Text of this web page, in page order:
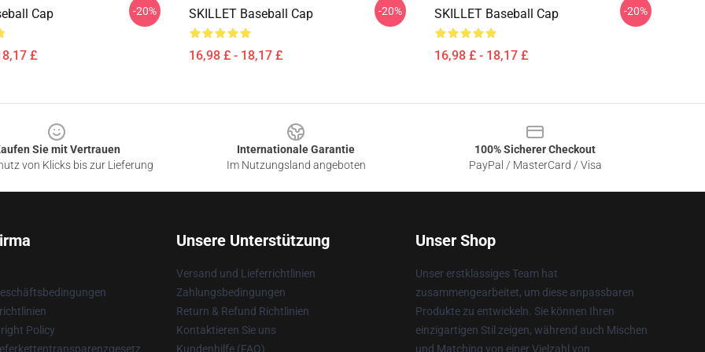
Cap
£
-20% SKILLET Baseball Cap
16,98 £ - 18,17 £
-20% SKILLET Baseball Cap
16,98 £ - 18,17 £
-20%
Sie mit Vertrauen
von Klicks bis zur Lieferung
Internationale Garantie
Im Nutzungsland angeboten
100% Sicherer Checkout
PayPal / MasterCard / Visa
Policy
Unsere Unterstützung
Versand und Lieferrichtlinien
Zahlungsbedingungen
Return & Refund Richtlinien
Kontaktieren Sie uns
Kundenhilfe (FAQ)
Unser Shop
Unser erstklassiges Team hat
zusammengearbeitet, um diese anpassbaren
Produkte zu entwickeln. Sie können Ihren
einzigartigen Stil zeigen, während auch Mischen
und Matching von einer Vielzahl von